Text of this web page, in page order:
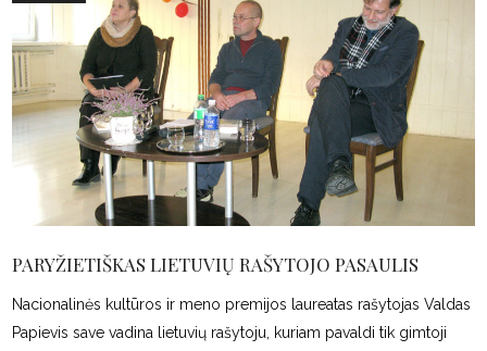
PARYŽIETIŠKAS LIETUVIŲ RAŠYTOJO PASAULIS
Nacionalinės kultūros ir meno premijos laureatas rašytojas Valdas
Papievis save vadina lietuvių rašytoju, kuriam pavaldi tik gimtoji